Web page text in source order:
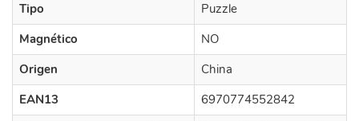
Tipo
Puzzle
Magnético
NO
Origen
China
EAN13
6970774552842